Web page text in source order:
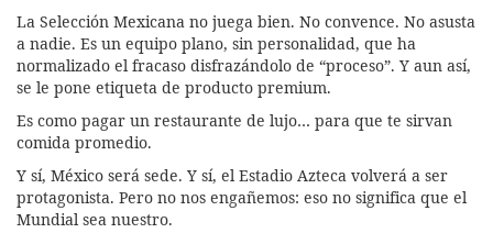
La Selección Mexicana no juega bien. No convence. No asusta
a nadie. Es un equipo plano, sin personalidad, que ha
normalizado el fracaso disfrazándolo de “proceso”. Y aun así,
se le pone etiqueta de producto premium.
Es como pagar un restaurante de lujo… para que te sirvan
comida promedio.
Y sí, México será sede. Y sí, el Estadio Azteca volverá a ser
protagonista. Pero no nos engañemos: eso no significa que el
Mundial sea nuestro.